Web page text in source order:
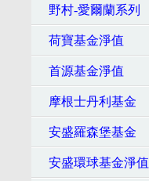
野村-愛爾蘭系列
荷寶基金淨值
首源基金淨值
摩根士丹利基金
安盛羅森堡基金
安盛環球基金淨值